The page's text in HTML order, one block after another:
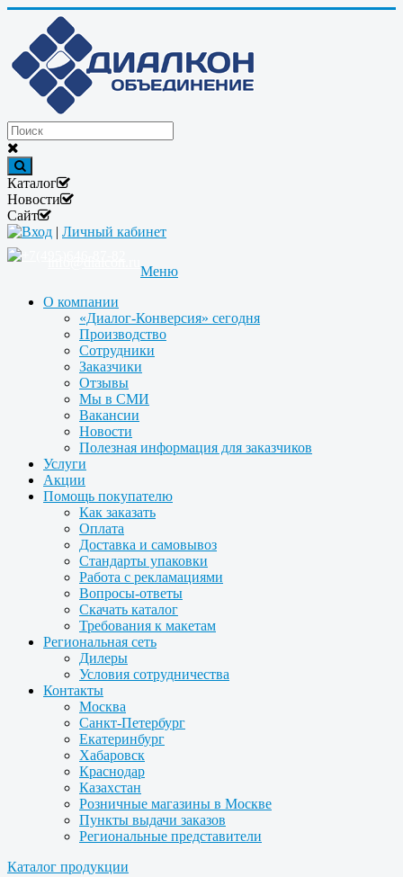
Каталог
Новости
Сайт
Вход | Личный кабинет
Меню
О компании
«Диалог-Конверсия» сегодня
Производство
Сотрудники
Заказчики
Отзывы
Мы в СМИ
Вакансии
Новости
Полезная информация для заказчиков
Услуги
Акции
Помощь покупателю
Как заказать
Оплата
Доставка и самовывоз
Стандарты упаковки
Работа с рекламациями
Вопросы-ответы
Скачать каталог
Требования к макетам
Региональная сеть
Дилеры
Условия сотрудничества
Контакты
Москва
Санкт-Петербург
Екатеринбург
Хабаровск
Краснодар
Казахстан
Розничные магазины в Москве
Пункты выдачи заказов
Региональные представители
Каталог продукции